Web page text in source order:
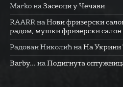
Marko на Засеоци у Чечави
RAARR на Нови фризерски
радом, мушки фризерски салон
Радован Николић на На Укрини
Barby... на Подигнута